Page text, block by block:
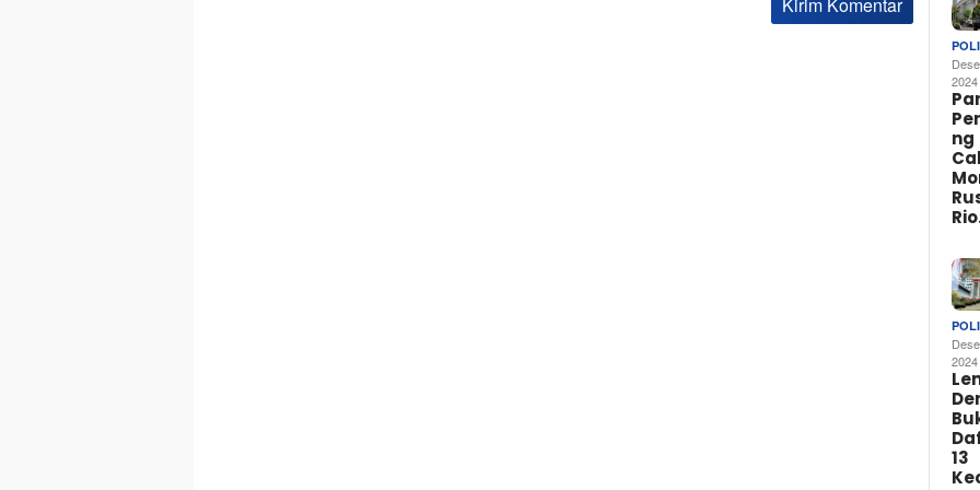
2024
ng
2024
13